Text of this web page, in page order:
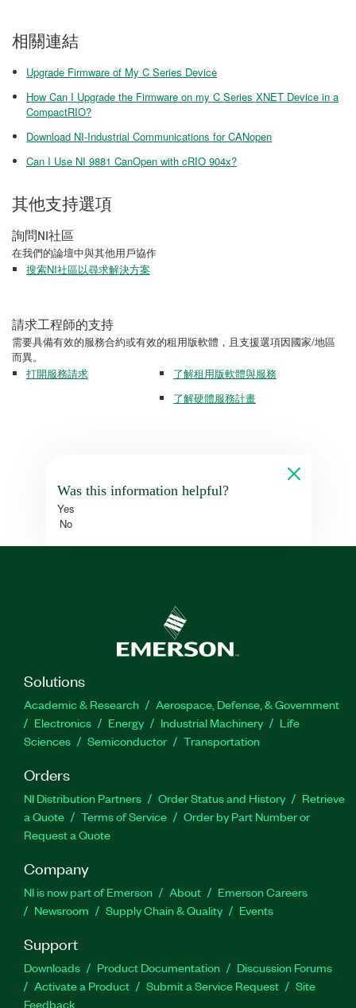
相關連結
Upgrade Firmware of My C Series Device
How Can I Upgrade the Firmware on my C Series XNET Device in a
CompactRIO?
Download NI-Industrial Communications for CANopen
Can I Use NI 9881 CanOpen with cRIO 904x?
其他支持選項
詢問NI社區
在我們的論壇中與其他用戶協作
搜索NI社區以尋求解決方案
請求工程師的支持
需要具備有效的服務合約或有效的租用版軟體，且支援選項因國家/地區
而異。
打開服務請求
了解租用版軟體與服務
了解硬體服務計畫
Was this information helpful?
Yes
No
Solutions
Academic & Research
Aerospace, Defense, & Government
Electronics
Energy Industrial Machinery
Life
Sciences
Semiconductor Transportation
Orders
NI Distribution Partners Order Status and History
Retrieve
a Quote
Terms of Service
Order by Part Number or
Request a Quote
Company
NI is now part of Emerson About
Emerson Careers
Newsroom
Supply Chain & Quality Events
Support
Downloads Product Documentation
Discussion Forums
Activate a Product
Submit a Service Request
Site
Feedback